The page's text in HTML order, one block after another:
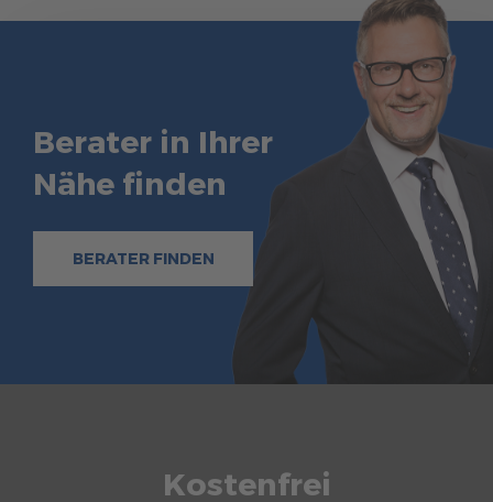
Berater in Ihrer
Nähe finden
BERATER FINDEN
Kostenfrei